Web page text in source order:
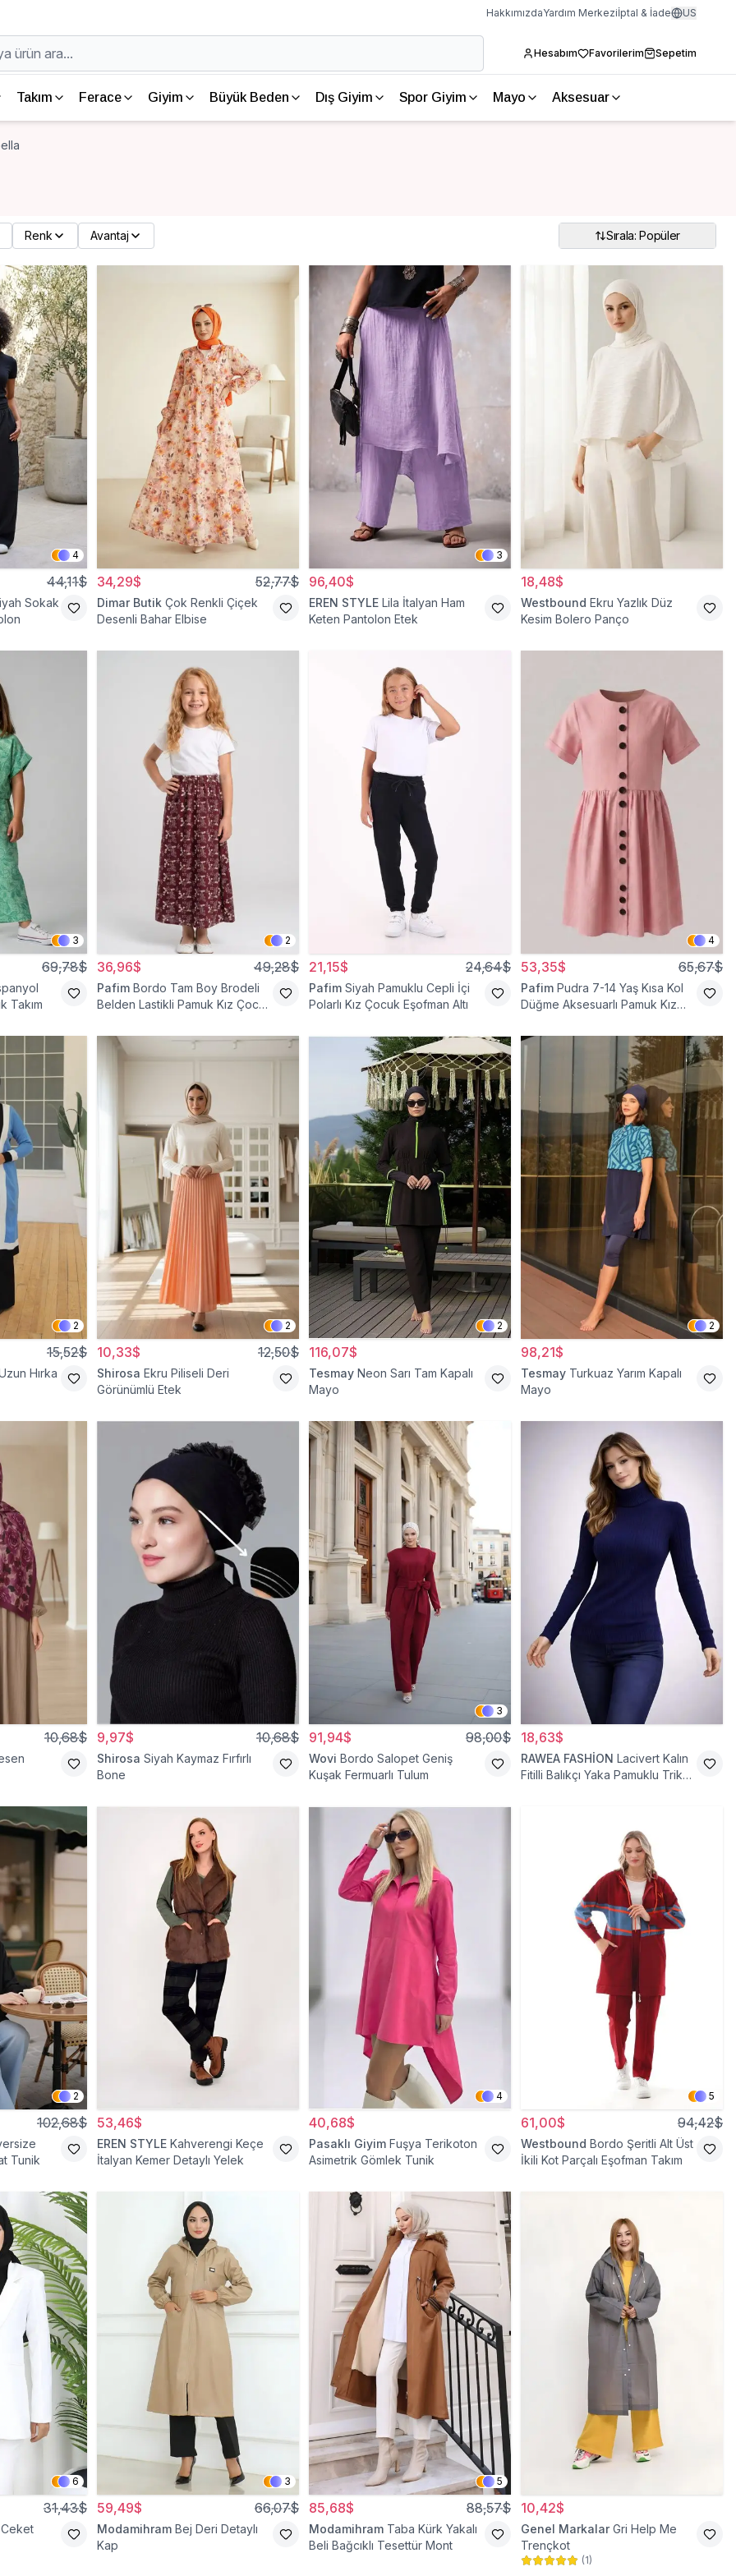
HakkımızdaYardım Merkeziİptal & İade US
Hesabım Favorilerim Sepetim
Takım Ferace Giyim Büyük Beden Dış Giyim Spor Giyim Mayo Aksesuar
Renk Avantaj Sırala: Popüler
4
44,11$
Sokak
34,29$ 52,77$
Dimar Butik Çok Renkli Çiçek
Desenli Bahar Elbise
3
96,40$
EREN STYLE Lila İtalyan Ham
Keten Pantolon Etek
18,48$
Westbound Ekru Yazlık Düz
Kesim Bolero Panço
3
69,78$
Takım
2
36,96$ 49,28$
Pafim Bordo Tam Boy Brodeli
Belden Lastikli Pamuk Kız Çocuk
21,15$ 24,64$
Pafim Siyah Pamuklu Cepli İçi
Polarlı Kız Çocuk Eşofman Altı
4
53,35$ 65,67$
Pafim Pudra 7-14 Yaş Kısa Kol
Düğme Aksesuarlı Pamuk Kız
2
15,52$
Hırka
2
10,33$ 12,50$
Shirosa Ekru Piliseli Deri
Görünümlü Etek
2
116,07$
Tesmay Neon Sarı Tam Kapalı
Mayo
2
98,21$
Tesmay Turkuaz Yarım Kapalı
Mayo
10,68$ 9,97$ 10,68$
Shirosa Siyah Kaymaz Fırfırlı
Bone
3
91,94$ 98,00$
Wovi Bordo Salopet Geniş
Kuşak Fermuarlı Tulum
18,63$
RAWEA FASHİON Lacivert Kalın
Fitilli Balıkçı Yaka Pamuklu Triko
2
102,68$
Tunik
53,46$
EREN STYLE Kahverengi Keçe
İtalyan Kemer Detaylı Yelek
4
40,68$
Pasaklı Giyim Fuşya Terikoton
Asimetrik Gömlek Tunik
5
61,00$ 94,42$
Westbound Bordo Şeritli Alt Üst
İkili Kot Parçalı Eşofman Takım
6
31,43$
3
59,49$ 66,07$
Modamihram Bej Deri Detaylı
Kap
5
85,68$ 88,57$
Modamihram Taba Kürk Yakalı
Beli Bağcıklı Tesettür Mont
10,42$
Genel Markalar Gri Help Me
Trençkot
(1)